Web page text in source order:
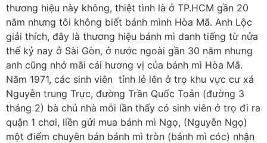
thương hiệu này không, thiệt tình là ở TP.HCM gần 20
năm nhưng tôi không biết bánh mình Hòa Mã. Anh Lộc
giải thích, đây là thương hiệu bánh mì danh tiếng từ nửa
thế kỷ nay ở Sài Gòn, ở nước ngoài gần 30 năm nhưng
anh cũng nhớ mãi cái hương vị của bánh mì Hòa Mã.
Năm 1971, các sinh viên tỉnh lẻ lên ở trọ khu vực cư xá
Nguyễn trung Trực, đường Trần Quốc Toản (đường 3
tháng 2) bà chủ nhà mỗi lần thấy có sinh viên ở trọ đi ra
quận 1 chơi, liền gửi mua bánh mì Ngọ, (Nguyễn Ngọ)
một điểm chuyên bán bánh mì tròn (bánh mì cóc) nhận